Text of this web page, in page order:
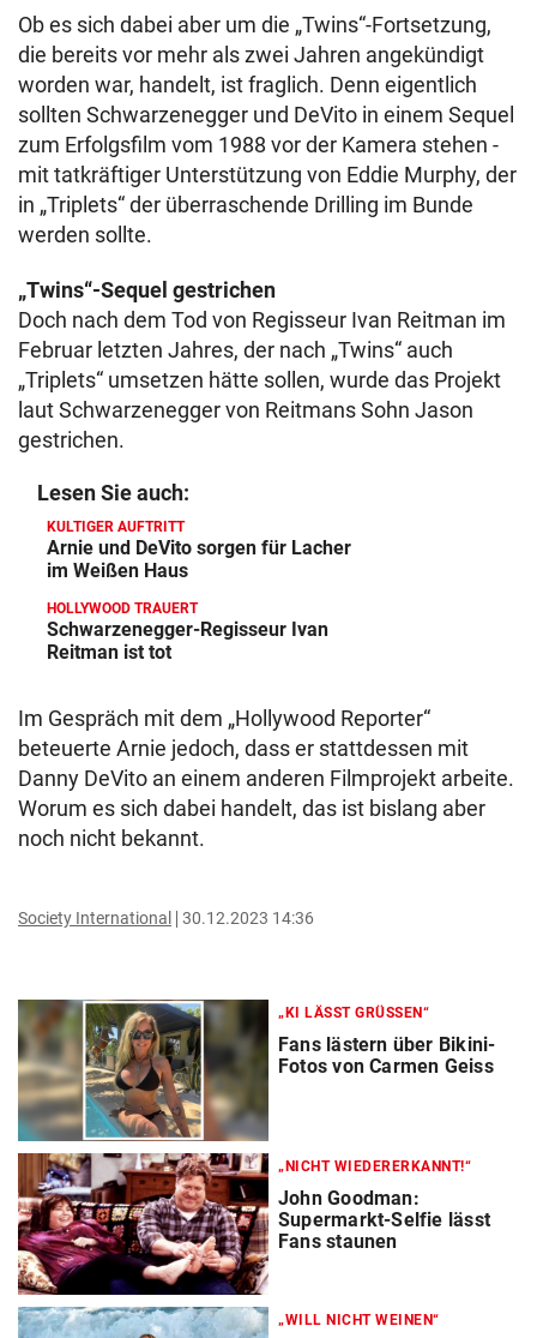
Ob es sich dabei aber um die „Twins“-Fortsetzung,
die bereits vor mehr als zwei Jahren angekündigt
worden war, handelt, ist fraglich. Denn eigentlich
sollten Schwarzenegger und DeVito in einem Sequel
zum Erfolgsfilm vom 1988 vor der Kamera stehen -
mit tatkräftiger Unterstützung von Eddie Murphy, der
in „Triplets“ der überraschende Drilling im Bunde
werden sollte.
„Twins“-Sequel gestrichen
Doch nach dem Tod von Regisseur Ivan Reitman im
Februar letzten Jahres, der nach „Twins“ auch
„Triplets“ umsetzen hätte sollen, wurde das Projekt
laut Schwarzenegger von Reitmans Sohn Jason
gestrichen.
Lesen Sie auch:
KULTIGER AUFTRITT
Arnie und DeVito sorgen für Lacher
im Weißen Haus
HOLLYWOOD TRAUERT
Schwarzenegger-Regisseur Ivan
Reitman ist tot
Im Gespräch mit dem „Hollywood Reporter“
beteuerte Arnie jedoch, dass er stattdessen mit
Danny DeVito an einem anderen Filmprojekt arbeite.
Worum es sich dabei handelt, das ist bislang aber
noch nicht bekannt.
Society International 30.12.2023 14:36
„KI LÄSST GRÜSSEN“
Fans lästern über Bikini-
Fotos von Carmen Geiss
„NICHT WIEDERERKANNT!“
John Goodman:
Supermarkt-Selfie lässt
Fans staunen
„WILL NICHT WEINEN“